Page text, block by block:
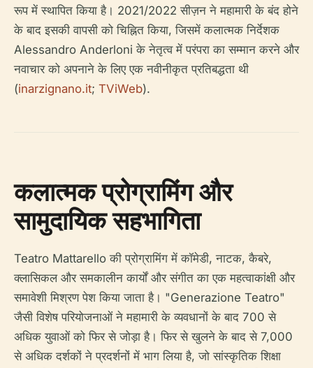
रूप में स्थापित किया है। 2021/2022 सीज़न ने महामारी के बंद होने
के बाद इसकी वापसी को चिह्नित किया, जिसमें कलात्मक निर्देशक
Alessandro Anderloni के नेतृत्व में परंपरा का सम्मान करने और
नवाचार को अपनाने के लिए एक नवीनीकृत प्रतिबद्धता थी
(inarzignano.it; TViWeb).
कलात्मक प्रोग्रामिंग और
सामुदायिक सहभागिता
Teatro Mattarello की प्रोग्रामिंग में कॉमेडी, नाटक, कैबरे,
क्लासिकल और समकालीन कार्यों और संगीत का एक महत्वाकांक्षी और
समावेशी मिश्रण पेश किया जाता है। "Generazione Teatro"
जैसी विशेष परियोजनाओं ने महामारी के व्यवधानों के बाद 700 से
अधिक युवाओं को फिर से जोड़ा है। फिर से खुलने के बाद से 7,000
से अधिक दर्शकों ने प्रदर्शनों में भाग लिया है, जो सांस्कृतिक शिक्षा